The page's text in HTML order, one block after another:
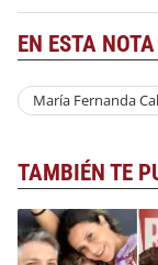
EN ESTA NOTA
María Fernanda
TAMBIÉN TE